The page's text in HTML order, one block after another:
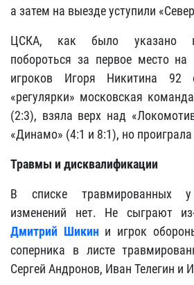
а затем на выезде уступили
ЦСКА, как было указано
побороться за первое место на
игроков Игоря Никитина 92
«регулярки» московская
(2:3), взяла верх над
«Динамо» (4:1 и 8:1), но
Травмы и дисквалификации
В списке травмированных
изменений нет. Не сыграют
Дмитрий Шикин и игрок
соперника в листе
Сергей Андронов, Иван Телегин и